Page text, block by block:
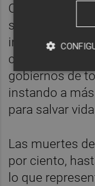
Organización
socios. Aún
informe, la
compromisos
gobiernos de
instando a
para salvar
Las muertes
por ciento,
lo que